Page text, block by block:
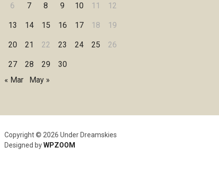
6 7 8 9 10 11 12
13 14 15 16 17 18 19
20 21 22 23 24 25 26
27 28 29
30
« Mar
May »
Copyright © 2026 Under Dreamskies
Designed byWPZOOM